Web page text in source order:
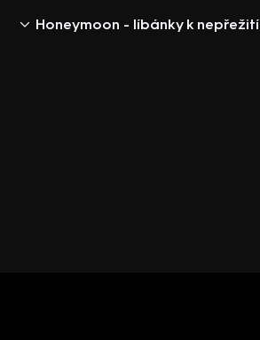
Honeymoon - líbánky k nepřežití